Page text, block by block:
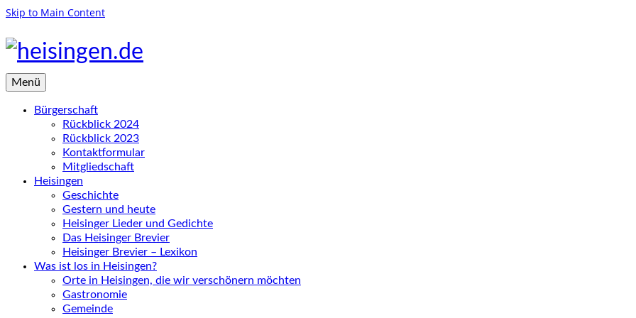
Skip to Main Content
Menü
Bürgerschaft
Rückblick 2024
Rückblick 2023
Kontaktformular
Mitgliedschaft
Heisingen
Geschichte
Gestern und heute
Heisinger Lieder und Gedichte
Das Heisinger Brevier
Heisinger Brevier – Lexikon
Was ist los in Heisingen?
Orte in Heisingen, die wir verschönern möchten
Gastronomie
Gemeinde